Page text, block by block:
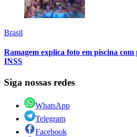
Brasil
Ramagem explica foto em piscina com
INSS
Siga nossas redes
WhatsApp
Telegram
Facebook